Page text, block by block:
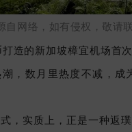
自网络，如有侵权，敬请
造的新加坡樟宜机场首
，数月里热度不减，成
，实质上，正是一种返